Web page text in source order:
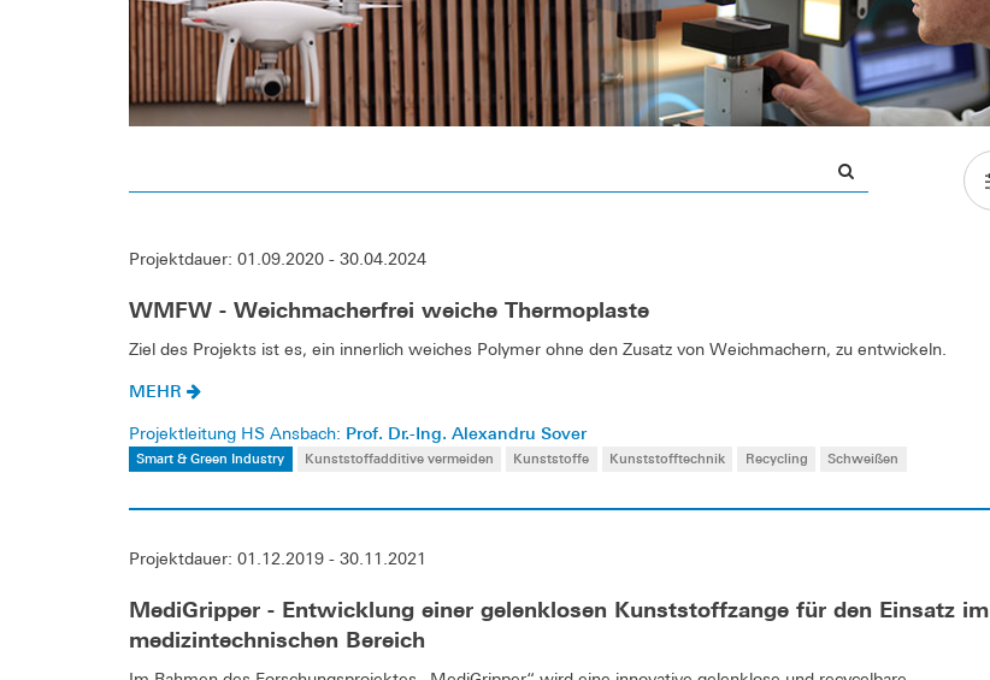
Projektdauer: 01.09.2020 - 30.04.2024
WMFW - Weichmacherfrei weiche Thermoplaste
Ziel des Projekts ist es, ein innerlich weiches Polymer ohne den Zusatz von Weichmachern, zu entwickeln.
MEHR
Projektleitung HS Ansbach: Prof. Dr.-Ing. Alexandru Sover
Smart & Green Industry Kunststoffadditive vermeiden Kunststoffe Kunststofftechnik Recycling Schweißen
Projektdauer: 01.12.2019 - 30.11.2021
MediGripper - Entwicklung einer gelenklosen Kunststoffzange für den Einsatz im
medizintechnischen Bereich